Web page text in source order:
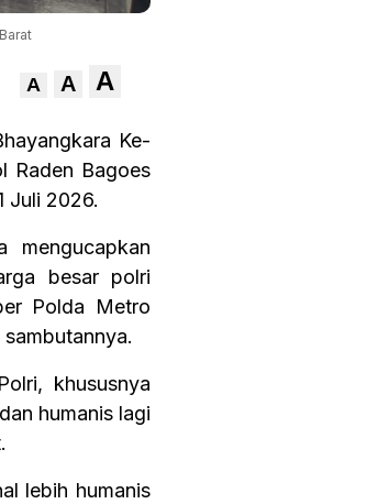
A A A
Ke-
Raden Bagoes
Juli 2026.
mengucapkan
besar polri
Polda Metro
khususnya
humanis lagi
lebih humanis